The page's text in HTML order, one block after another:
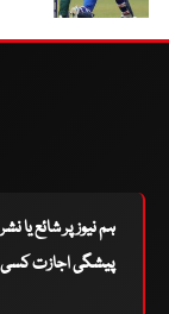
ہم نیوز پر شائع یا
پیشگی اجازت کسی